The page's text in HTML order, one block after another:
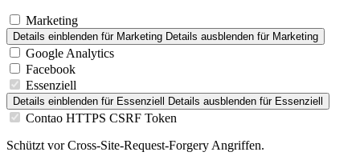
Marketing
Details einblenden für Marketing Details ausblenden für Marketing
Google Analytics
Facebook
Essenziell
Details einblenden für Essenziell Details ausblenden für Essenziell
Contao HTTPS CSRF Token
Schützt vor Cross-Site-Request-Forgery Angriffen.